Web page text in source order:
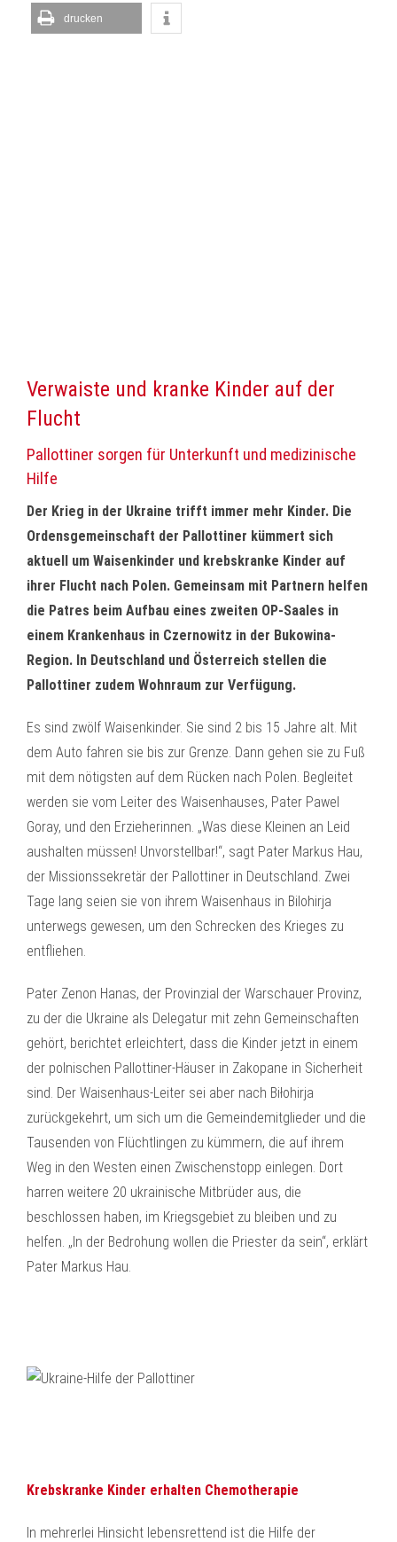
drucken
Verwaiste und kranke Kinder auf der
Flucht
Pallottiner sorgen für Unterkunft und medizinische
Hilfe
Der Krieg in der Ukraine trifft immer mehr Kinder. Die
Ordensgemeinschaft der Pallottiner kümmert sich
aktuell um Waisenkinder und krebskranke Kinder auf
ihrer Flucht nach Polen. Gemeinsam mit Partnern helfen
die Patres beim Aufbau eines zweiten OP-Saales in
einem Krankenhaus in Czernowitz in der Bukowina-
Region. In Deutschland und Österreich stellen die
Pallottiner zudem Wohnraum zur Verfügung.
Es sind zwölf Waisenkinder. Sie sind 2 bis 15 Jahre alt. Mit
dem Auto fahren sie bis zur Grenze. Dann gehen sie zu Fuß
mit dem nötigsten auf dem Rücken nach Polen. Begleitet
werden sie vom Leiter des Waisenhauses, Pater Pawel
Goray, und den Erzieherinnen. „Was diese Kleinen an Leid
aushalten müssen! Unvorstellbar!“, sagt Pater Markus Hau,
der Missionssekretär der Pallottiner in Deutschland. Zwei
Tage lang seien sie von ihrem Waisenhaus in Bilohirja
unterwegs gewesen, um den Schrecken des Krieges zu
entfliehen.
Pater Zenon Hanas, der Provinzial der Warschauer Provinz,
zu der die Ukraine als Delegatur mit zehn Gemeinschaften
gehört, berichtet erleichtert, dass die Kinder jetzt in einem
der polnischen Pallottiner-Häuser in Zakopane in Sicherheit
sind. Der Waisenhaus-Leiter sei aber nach Biłohirja
zurückgekehrt, um sich um die Gemeindemitglieder und die
Tausenden von Flüchtlingen zu kümmern, die auf ihrem
Weg in den Westen einen Zwischenstopp einlegen. Dort
harren weitere 20 ukrainische Mitbrüder aus, die
beschlossen haben, im Kriegsgebiet zu bleiben und zu
helfen. „In der Bedrohung wollen die Priester da sein“, erklärt
Pater Markus Hau.
Krebskranke Kinder erhalten Chemotherapie
In mehrerlei Hinsicht lebensrettend ist die Hilfe der